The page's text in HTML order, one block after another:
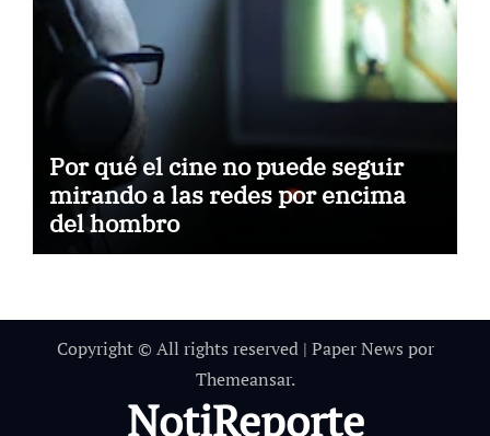
Por qué el cine no puede seguir
mirando a las redes por encima
del hombro
Copyright © All rights reserved | Paper News por
Themeansar.
NotiReporte